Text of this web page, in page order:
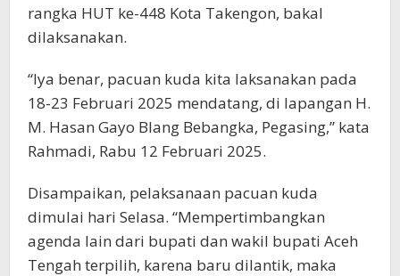
rangka HUT ke-448 Kota Takengon, bakal
dilaksanakan.
“Iya benar, pacuan kuda kita laksanakan pada
18-23 Februari 2025 mendatang, di lapangan H.
M. Hasan Gayo Blang Bebangka, Pegasing,” kata
Rahmadi, Rabu 12 Februari 2025.
Disampaikan, pelaksanaan pacuan kuda
dimulai hari Selasa. “Mempertimbangkan
agenda lain dari bupati dan wakil bupati Aceh
Tengah terpilih, karena baru dilantik, maka